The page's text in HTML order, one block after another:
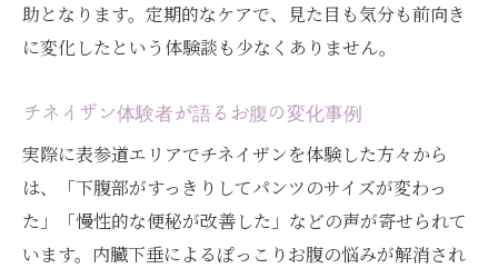
助となります。定期的なケアで、見た目も気分も前向き
に変化したという体験談も少なくありません。
チネイザン体験者が語るお腹の変化事例
実際に表参道エリアでチネイザンを体験した方々から
は、「下腹部がすっきりしてパンツのサイズが変わっ
た」「慢性的な便秘が改善した」などの声が寄せられて
います。内臓下垂によるぽっこりお腹の悩みが解消され